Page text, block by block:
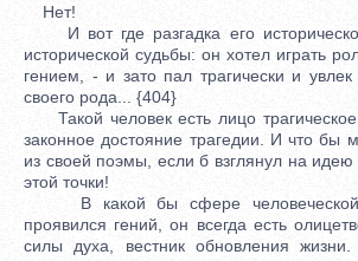
Нет!
И вот где разгадка его
исторической судьбы: он хотел играть
гением, - и зато пал трагически и
своего рода... {404}
Такой человек есть лицо трагическое;
законное достояние трагедии. И что бы
из своей поэмы, если б взглянул на
этой точки!
В какой бы сфере человеческой
проявился гений, он всегда есть
силы духа, вестник обновления